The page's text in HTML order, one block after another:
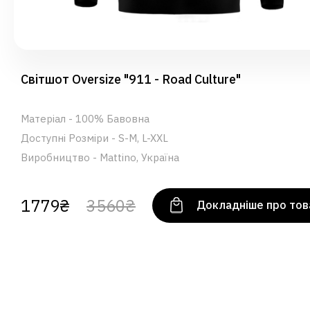
Світшот Oversize "911 - Road Culture"
Матеріал - 100% Бавовна
Доступні Розміри - S-M, L-XXL
Виробництво - Mattino, Україна
1779₴ 3560₴ Докладніше про